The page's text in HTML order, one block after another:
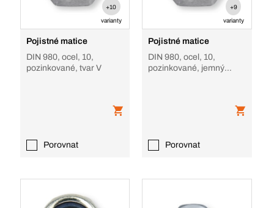
+10
varianty
Pojistné matice
DIN 980, ocel, 10,
pozinkované, tvar V
Porovnat
+9
varianty
Pojistné matice
DIN 980, ocel, 10,
pozinkované, jemný
Porovnat